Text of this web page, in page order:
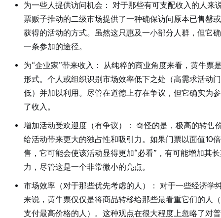
为一些人提供访问机会： 对于那些有可支配收入的人来
票贩子推动的二级市场提供了一种确保访问原本已售罄
获得的活动的方式。虽然这只惠及一小部分人群，但它
一条参加的途径。
为“企业家”带来收入： 从纯粹的商业角度来看，黄牛票
形式。个人或组织识别市场效率低下之处（高需求活动
低）并加以利用。尽管在道德上存在争议，但它确实为
了收入。
增加活动受欢迎度（有争议）： 奇怪的是，极高的转售
给活动带来更大的独占性和吸引力。如果门票以面值10
售，它可能会使该活动显得更加“必看”，有可能增加其
力，尽管这是一个非常微小的亮点。
市场效率（对于那些优先考虑的人）： 对于一些经济学
来说，黄牛票仅仅是将商品转移给那些最看重它们的人
支付最高价格的人）。这种观点在很大程度上忽略了对